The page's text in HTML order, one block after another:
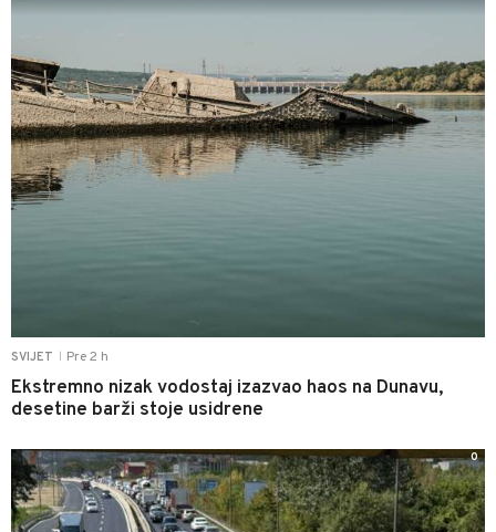
SVIJET Pre 2 h
Ekstremno nizak vodostaj izazvao haos na Dunavu,
desetine barži stoje usidrene
0